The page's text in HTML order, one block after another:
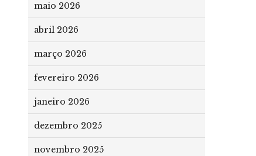
maio 2026
abril 2026
março 2026
fevereiro 2026
janeiro 2026
dezembro 2025
novembro 2025